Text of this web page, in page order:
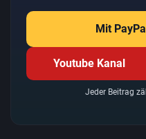
Mit
Youtube Kanal
Jeder Beitrag